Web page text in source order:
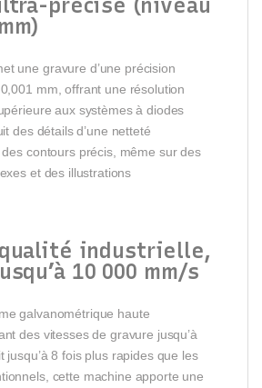
précise (niveau
une gravure d’une précision
mm, offrant une résolution
aux systèmes à diodes
des détails d’une netteté
contours précis, même sur des
et des illustrations
qualité industrielle,
10 000 mm/s
galvanométrique haute
des vitesses de gravure jusqu’à
jusqu’à 8 fois plus rapides que les
cette machine apporte une